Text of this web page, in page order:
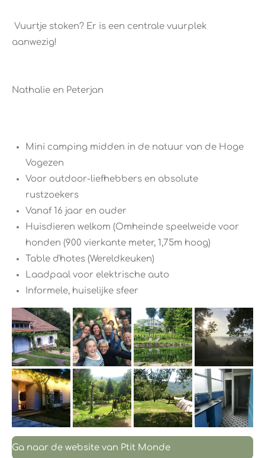
​ Vuurtje stoken? Er is een centrale vuurplek
aanwezig!
Nathalie en Peterjan
Mini camping midden in de natuur van de Hoge
Vogezen
Voor outdoor-liefhebbers en absolute
rustzoekers
Vanaf 16 jaar en ouder
Huisdieren welkom (Omheinde speelweide voor
honden (900 vierkante meter, 1,75m hoog)
Table d'hotes (Wereldkeuken)
Laadpaal voor elektrische auto
Informele, huiselijke sfeer
Ga naar de website van Ptit Monde